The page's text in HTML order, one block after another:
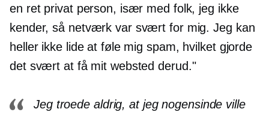
en ret privat person, især med folk, jeg ikke
kender, så netværk var svært for mig. Jeg kan
heller ikke lide at føle mig spam, hvilket gjorde
det svært at få mit websted derud."
Jeg troede aldrig, at jeg nogensinde ville